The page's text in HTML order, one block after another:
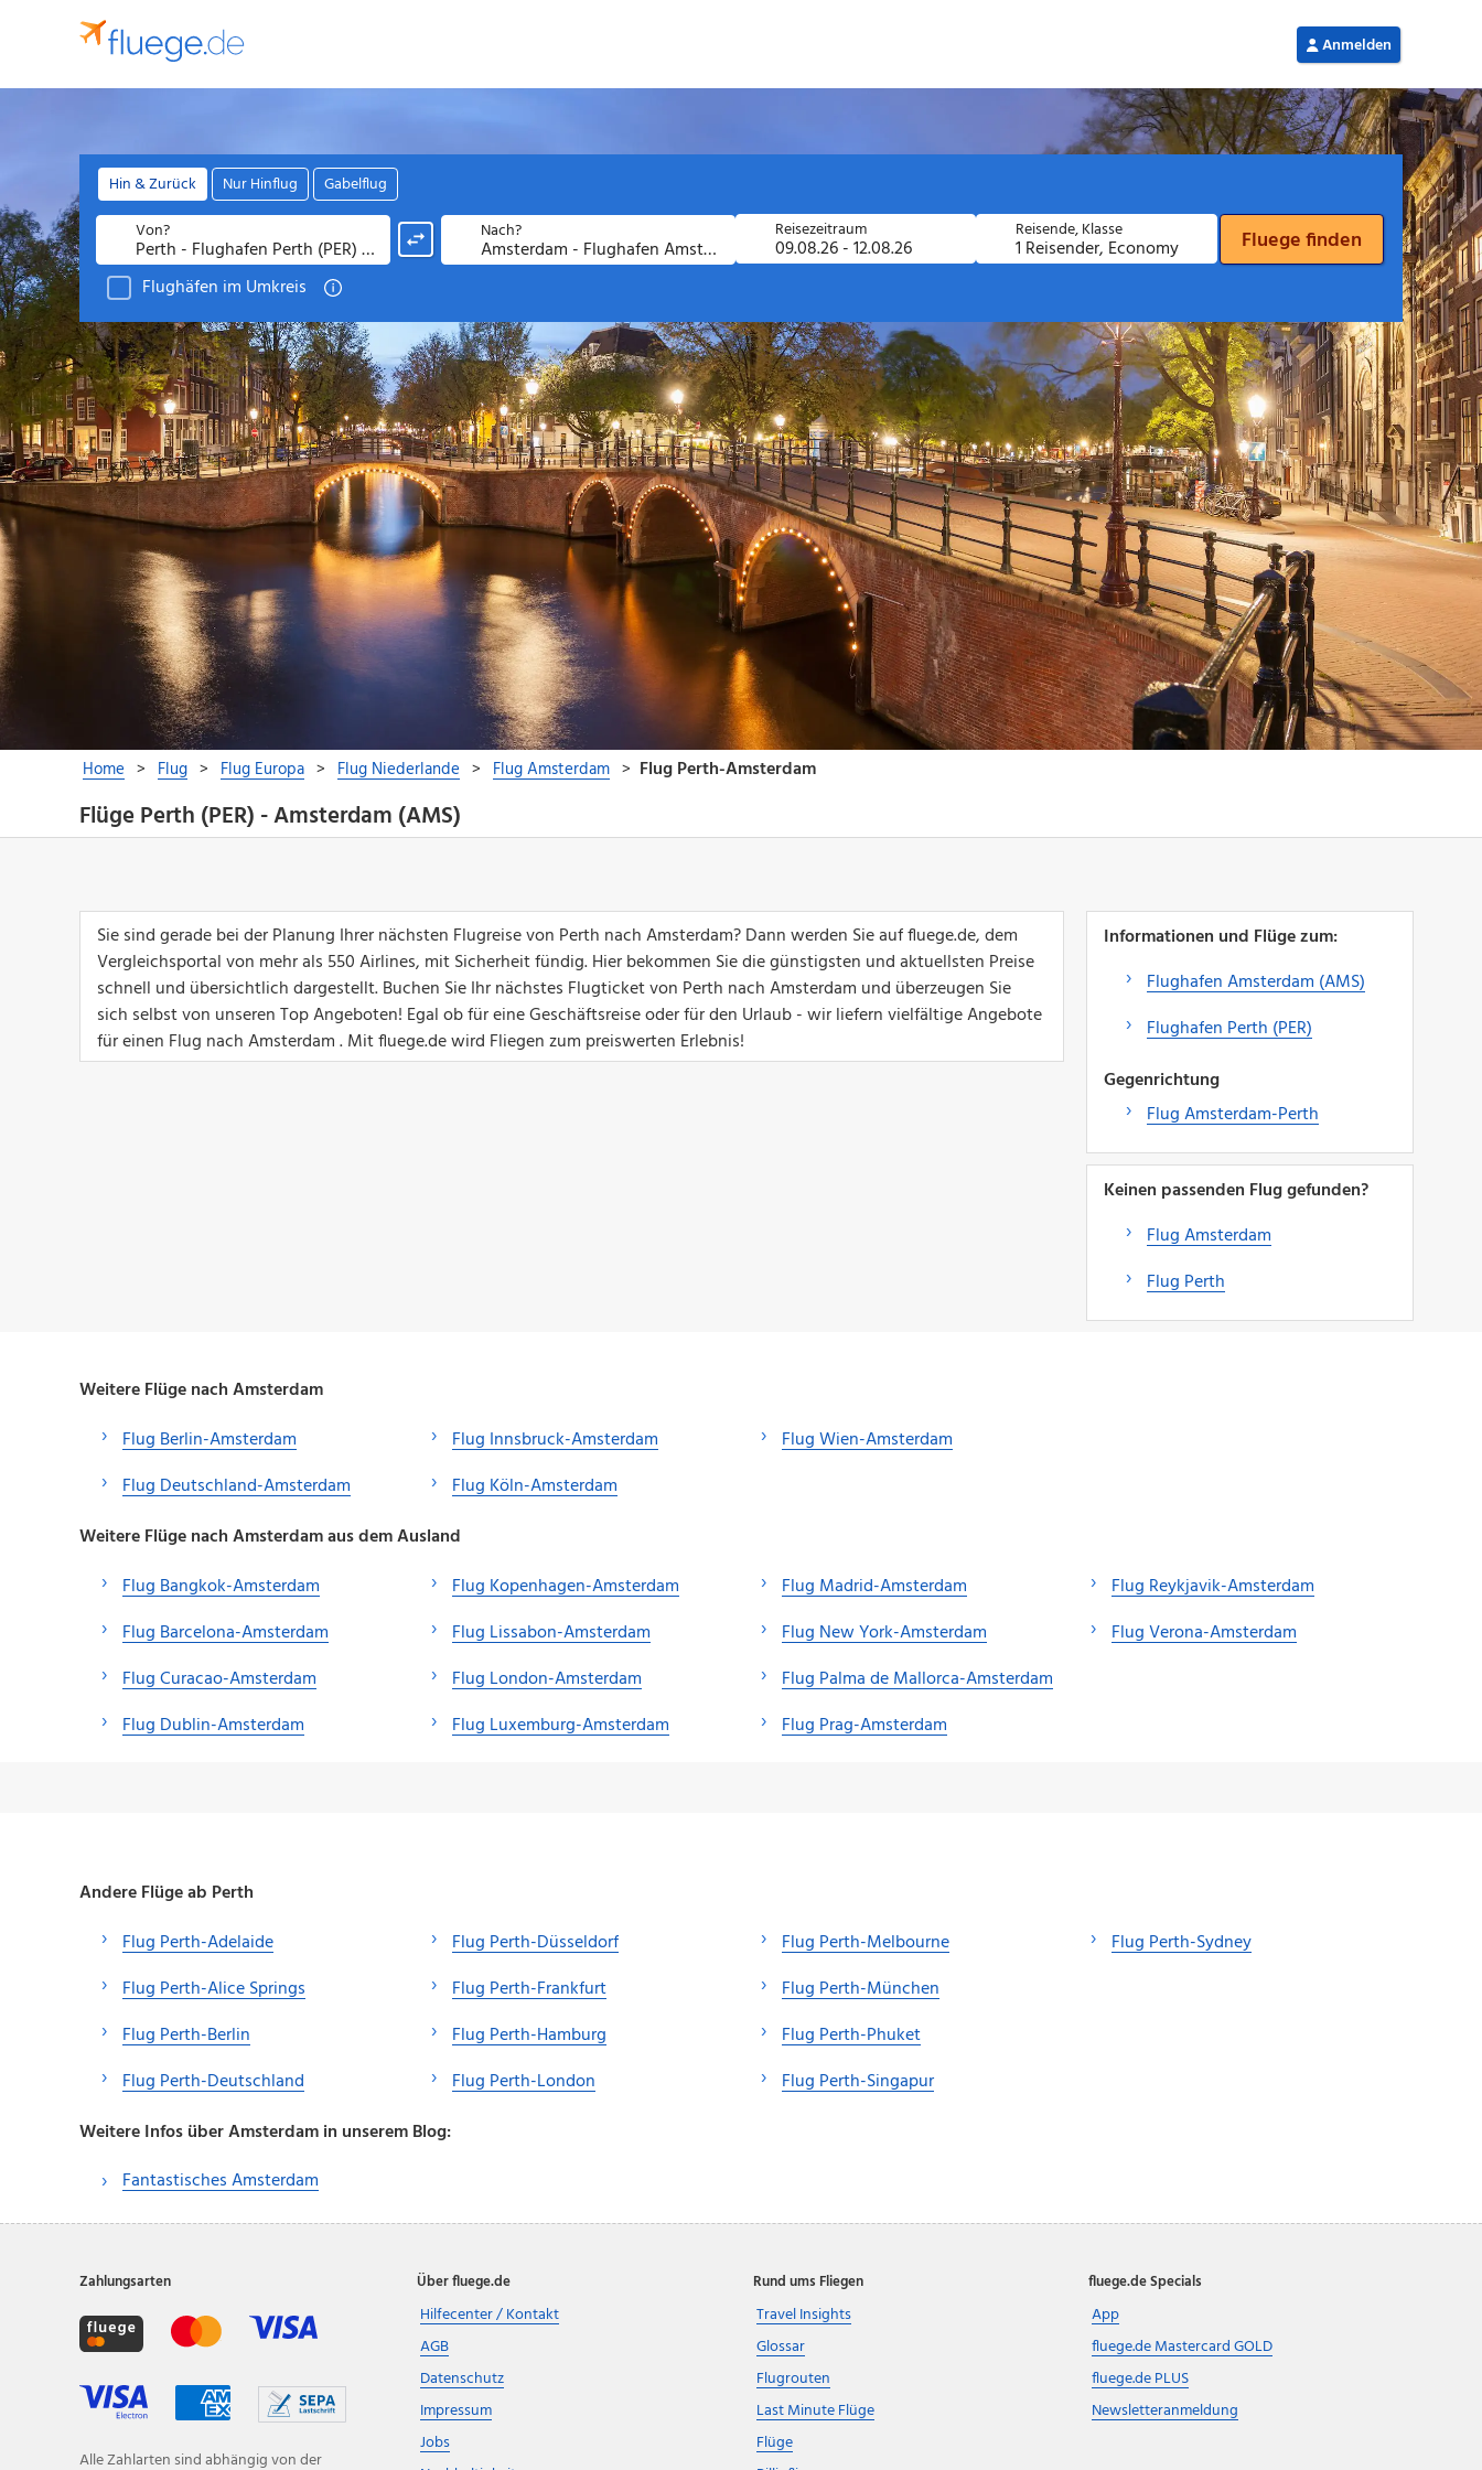
Flüge Perth (PER) - Amsterdam (AMS)
Sie sind gerade bei der Planung Ihrer nächsten Flugreise von Perth nach Amsterdam? Dann werden Sie auf fluege.de, dem
Vergleichsportal von mehr als 550 Airlines, mit Sicherheit fündig. Hier bekommen Sie die günstigsten und aktuellsten Preise
schnell und übersichtlich dargestellt. Buchen Sie Ihr nächstes Flugticket von Perth nach Amsterdam und überzeugen Sie
sich selbst von unseren Top Angeboten! Egal ob für eine Geschäftsreise oder für den Urlaub - wir liefern vielfältige Angebote
für einen Flug nach Amsterdam . Mit fluege.de wird Fliegen zum preiswerten Erlebnis!
Informationen und Flüge zum:
Flughafen Amsterdam (AMS)
Flughafen Perth (PER)
Gegenrichtung
Flug Amsterdam-Perth
Keinen passenden Flug gefunden?
Flug Amsterdam
Flug Perth
Weitere Flüge nach Amsterdam
Flug Berlin-Amsterdam
Flug Deutschland-Amsterdam
Flug Innsbruck-Amsterdam
Flug Köln-Amsterdam
Flug Wien-Amsterdam
Weitere Flüge nach Amsterdam aus dem Ausland
Flug Bangkok-Amsterdam
Flug Barcelona-Amsterdam
Flug Curacao-Amsterdam
Flug Dublin-Amsterdam
Flug Kopenhagen-Amsterdam
Flug Lissabon-Amsterdam
Flug London-Amsterdam
Flug Luxemburg-Amsterdam
Flug Madrid-Amsterdam
Flug New York-Amsterdam
Flug Palma de Mallorca-Amsterdam
Flug Prag-Amsterdam
Flug Reykjavik-Amsterdam
Flug Verona-Amsterdam
Andere Flüge ab Perth
Flug Perth-Adelaide
Flug Perth-Alice Springs
Flug Perth-Berlin
Flug Perth-Deutschland
Flug Perth-Düsseldorf
Flug Perth-Frankfurt
Flug Perth-Hamburg
Flug Perth-London
Flug Perth-Melbourne
Flug Perth-München
Flug Perth-Phuket
Flug Perth-Singapur
Flug Perth-Sydney
Weitere Infos über Amsterdam in unserem Blog:
Fantastisches Amsterdam